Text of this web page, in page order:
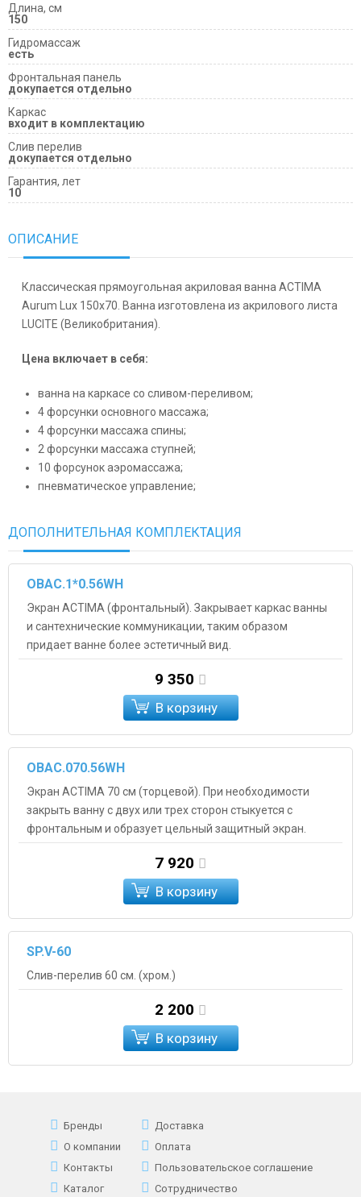
Длина, см
150
Гидромассаж
есть
Фронтальная панель
докупается отдельно
Каркас
входит в комплектацию
Слив перелив
докупается отдельно
Гарантия, лет
10
ОПИСАНИЕ
Классическая прямоугольная акриловая ванна ACTIMA
Aurum Lux 150x70. Ванна изготовлена из акрилового листа
LUCITE (Великобритания).
Цена включает в себя:
ванна на каркасе со сливом-переливом;
4 форсунки основного массажа;
4 форсунки массажа спины;
2 форсунки массажа ступней;
10 форсунок аэромассажа;
пневматическое управление;
ДОПОЛНИТЕЛЬНАЯ КОМПЛЕКТАЦИЯ
OBAC.1*0.56WH
Экран ACTIMA (фронтальный). Закрывает каркас ванны
и сантехнические коммуникации, таким образом
придает ванне более эстетичный вид.
9 350
В корзину
OBAC.070.56WH
Экран ACTIMA 70 см (торцевой). При необходимости
закрыть ванну с двух или трех сторон стыкуется с
фронтальным и образует цельный защитный экран.
7 920
В корзину
SP.V-60
Слив-перелив 60 см. (хром.)
2 200
В корзину
Бренды
О компании
Контакты
Каталог
Доставка
Оплата
Пользовательское соглашение
Сотрудничество